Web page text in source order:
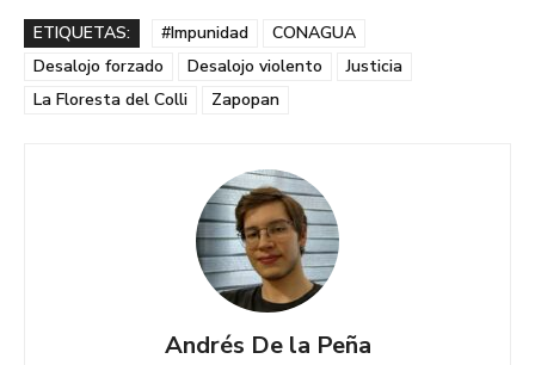
ETIQUETAS: #Impunidad
CONAGUA
Desalojo forzado
Desalojo violento
Justicia
La Floresta del Colli
Zapopan
Andrés De la Peña